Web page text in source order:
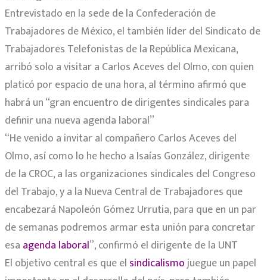
Entrevistado en la sede de la Confederación de
Trabajadores de México, el también líder del Sindicato de
Trabajadores Telefonistas de la República Mexicana,
arribó solo a visitar a Carlos Aceves del Olmo, con quien
platicó por espacio de una hora, al término afirmó que
habrá un “gran encuentro de dirigentes sindicales para
definir una nueva agenda laboral”
“He venido a invitar al compañero Carlos Aceves del
Olmo, así como lo he hecho a Isaías González, dirigente
de la CROC, a las organizaciones sindicales del Congreso
del Trabajo, y a la Nueva Central de Trabajadores que
encabezará Napoleón Gómez Urrutia, para que en un par
de semanas podremos armar esta unión para concretar
esa agenda laboral”, confirmó el dirigente de la UNT
El objetivo central es que el sindicalismojuegue un papel